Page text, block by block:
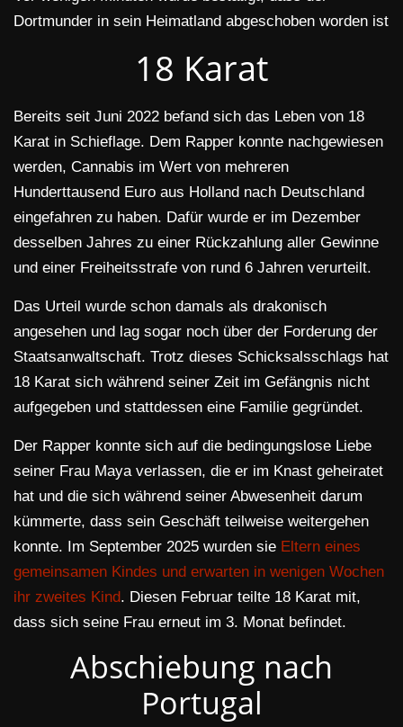
Dortmunder in sein Heimatland abgeschoben worden ist
18 Karat
Bereits seit Juni 2022 befand sich das Leben von 18
Karat in Schieflage. Dem Rapper konnte nachgewiesen
werden, Cannabis im Wert von mehreren
Hunderttausend Euro aus Holland nach Deutschland
eingefahren zu haben. Dafür wurde er im Dezember
desselben Jahres zu einer Rückzahlung aller Gewinne
und einer Freiheitsstrafe von rund 6 Jahren verurteilt.
Das Urteil wurde schon damals als drakonisch
angesehen und lag sogar noch über der Forderung der
Staatsanwaltschaft. Trotz dieses Schicksalsschlags hat
18 Karat sich während seiner Zeit im Gefängnis nicht
aufgegeben und stattdessen eine Familie gegründet.
Der Rapper konnte sich auf die bedingungslose Liebe
seiner Frau Maya verlassen, die er im Knast geheiratet
hat und die sich während seiner Abwesenheit darum
kümmerte, dass sein Geschäft teilweise weitergehen
konnte. Im September 2025 wurden sie Eltern eines
gemeinsamen Kindes und erwarten in wenigen Wochen
ihr zweites Kind. Diesen Februar teilte 18 Karat mit,
dass sich seine Frau erneut im 3. Monat befindet.
Abschiebung nach
Portugal